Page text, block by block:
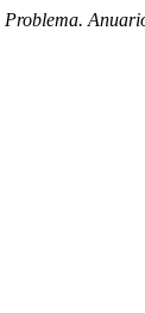
Problema.